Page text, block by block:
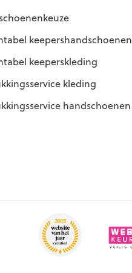
keepershandschoenen
keeperskleding
kleding
handschoenen